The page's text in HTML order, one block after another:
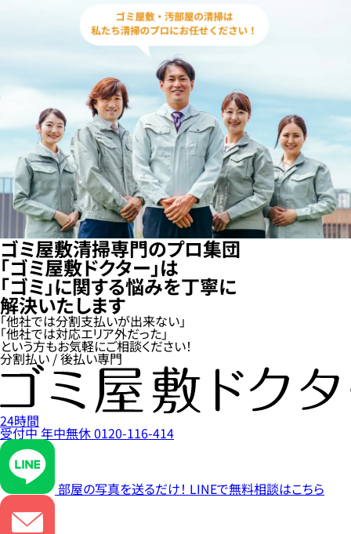
ゴミ屋敷清掃専門のプロ集団
「ゴミ屋敷ドクター」は
「ゴミ」に関する悩みを丁寧に
解決いたします
「他社では分割支払いが出来ない」
「他社では対応エリア外だった」
という方もお気軽にご相談ください！
分割払い / 後払い専門
24時間
受付中年中無休0120-116-414
部屋の写真を送るだけ！ LINEで無料相談はこちら